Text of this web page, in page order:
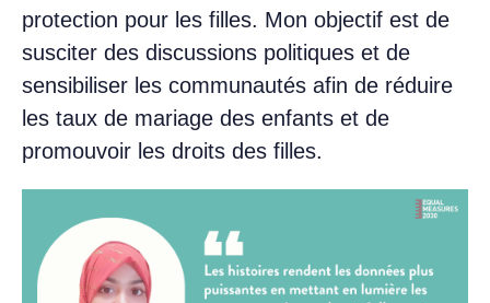
protection pour les filles. Mon objectif est de
susciter des discussions politiques et de
sensibiliser les communautés afin de réduire
les taux de mariage des enfants et de
promouvoir les droits des filles.